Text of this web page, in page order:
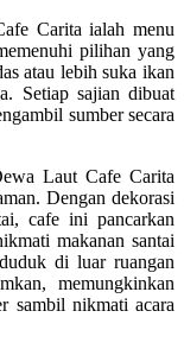
Carita ialah menu
pilihan yang
atau lebih suka ikan
Setiap sajian dibuat
sumber secara
Laut Cafe Carita
Dengan dekorasi
cafe ini pancarkan
makanan santai
di luar ruangan
memungkinkan
sambil nikmati acara